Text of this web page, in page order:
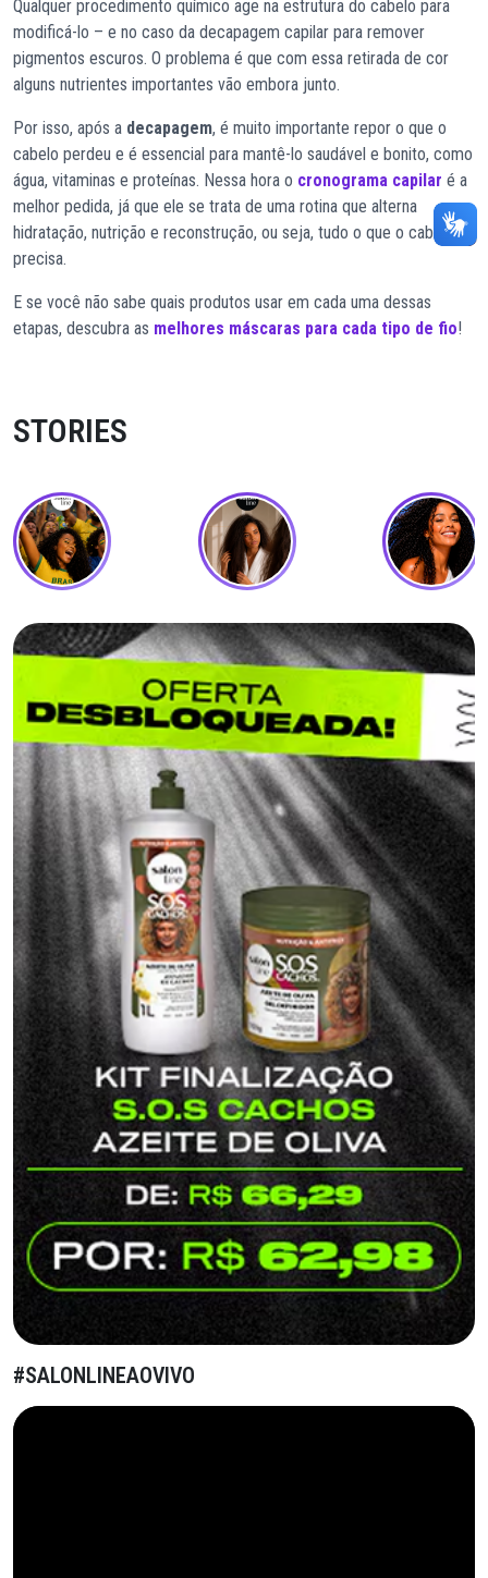
Qualquer procedimento químico age na estrutura do cabelo para
modificá-lo – e no caso da decapagem capilar para remover
pigmentos escuros. O problema é que com essa retirada de cor
alguns nutrientes importantes vão embora junto.
Por isso, após a decapagem, é muito importante repor o que o
cabelo perdeu e é essencial para mantê-lo saudável e bonito, como
água, vitaminas e proteínas. Nessa hora o cronograma capilar é a
melhor pedida, já que ele se trata de uma rotina que alterna
hidratação, nutrição e reconstrução, ou seja, tudo o que o cabelo
precisa.
E se você não sabe quais produtos usar em cada uma dessas
etapas, descubra as melhores máscaras para cada tipo de fio!
STORIES
#SALONLINEAOVIVO